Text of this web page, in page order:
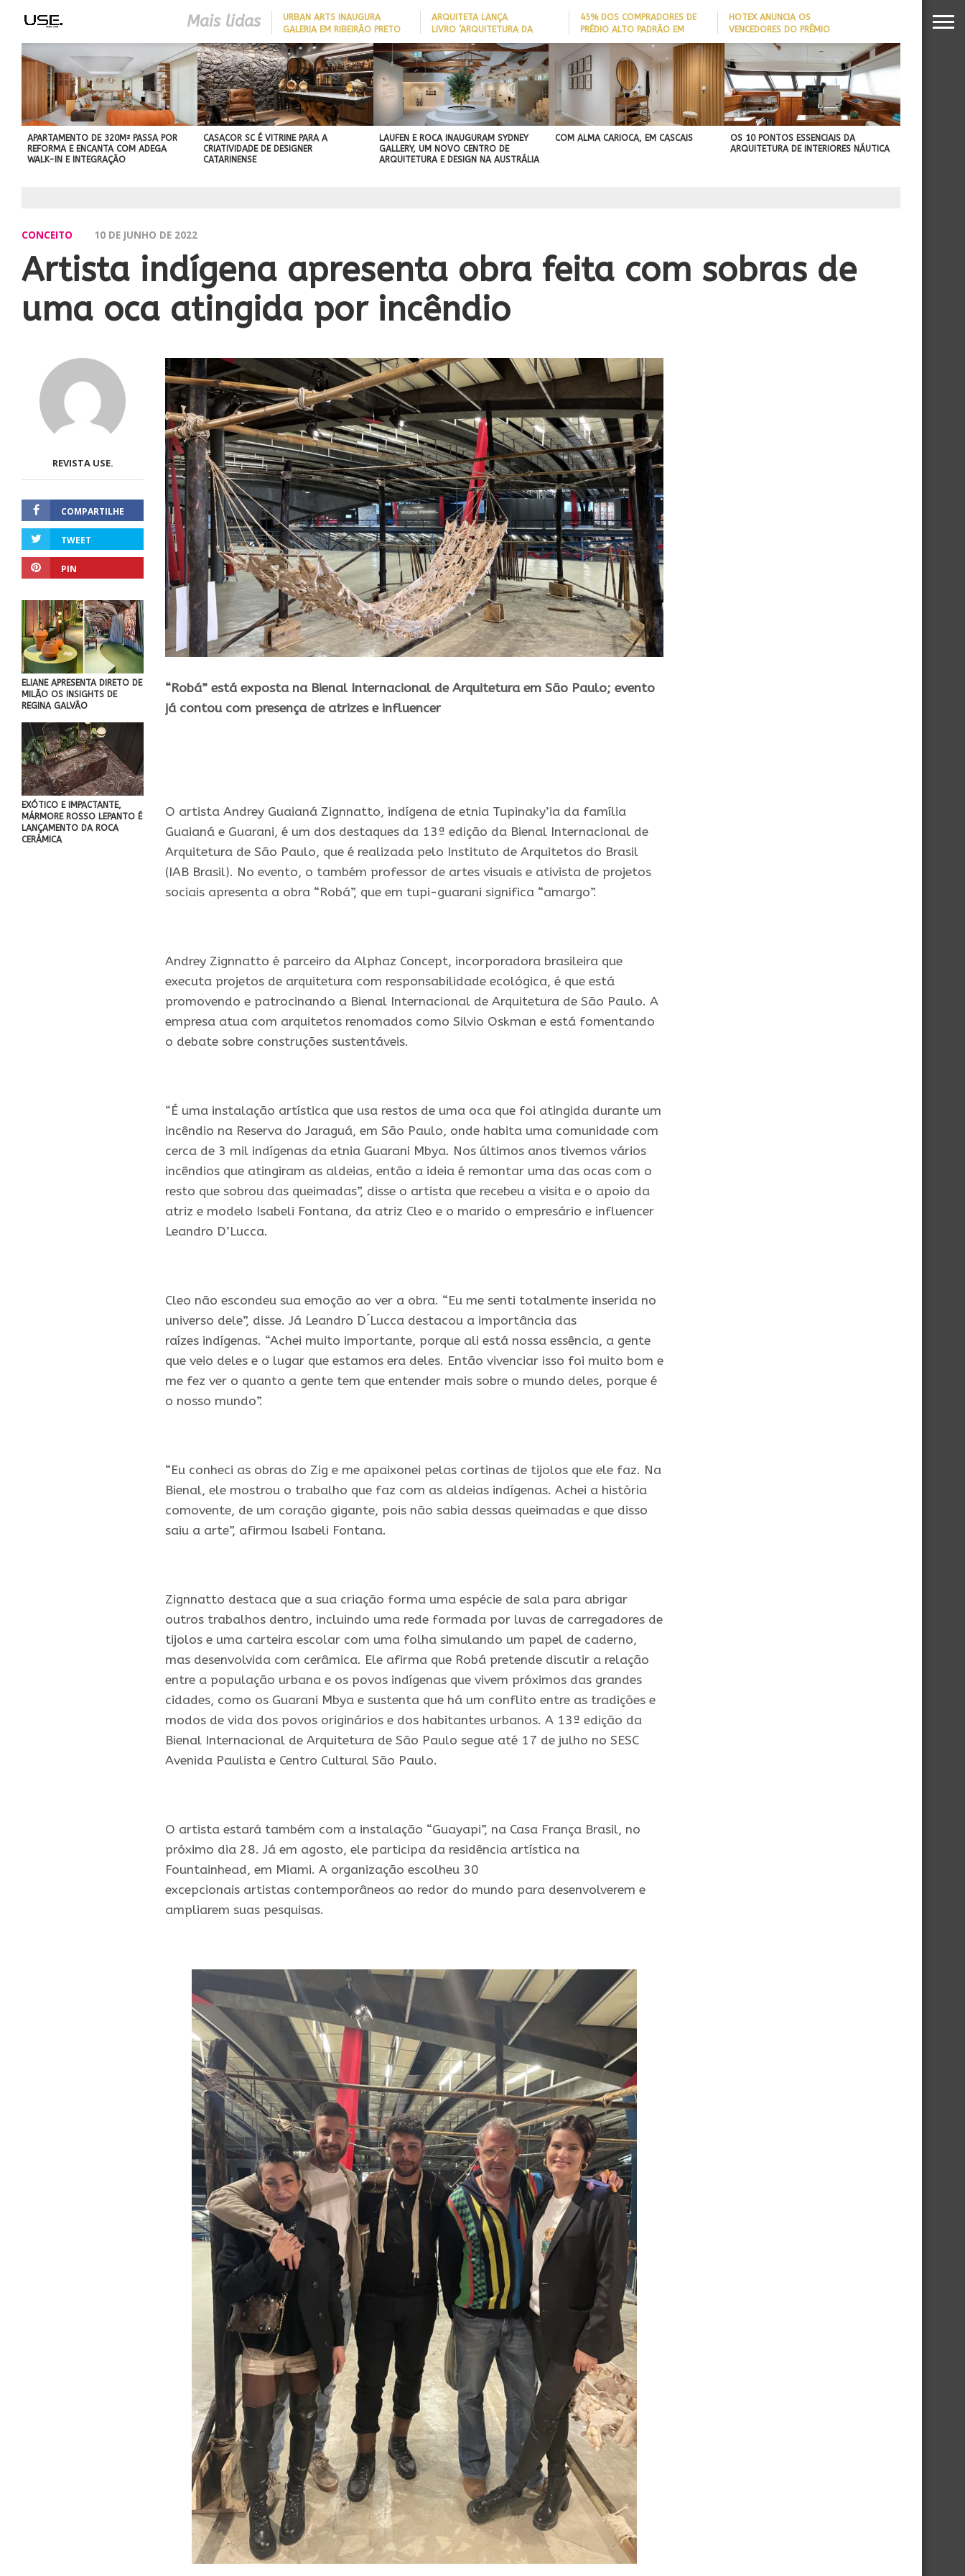
Mais lidas
​URBAN ARTS INAUGURA
GALERIA EM RIBEIRÃO PRETO
ARQUITETA LANÇA
LIVRO ‘ARQUITETURA DA
LONGEVIDADE’ PARA AJUDAR A
REDUZIR QUEDAS DE IDOSOS
EM CASA E ADAPTAR LARES
SEM REFORMAS
45% DOS COMPRADORES DE
PRÉDIO ALTO PADRÃO EM
ITAJAÍ TÊM
EMBARCAÇÃO; DADO REVELA
PERFIL DO NOVO MILIONÁRIO
BRASILEIRO
HOTEX ANUNCIA OS
VENCEDORES DO PRÊMIO
MAIORES NOMES DA
HOTELARIA 2026
COM CHARME DA
ARQUITETURA ITALIANA, CASA
DE VILA COM 120M² GANHA
‘CARTÃO DE VISITAS’ COM
PAREDE DE TIJOLOS
APARENTES; CONFIRA
BEST IN SHOW
ABIMAD’42 DESTACA O DESIGN
BRASILEIRO E REFORÇA SUA PROJEÇÃO
NO MERCADO INTERNACIONAL
APARTAMENTO DE 320M² PASSA POR
REFORMA E ENCANTA COM ADEGA
WALK-IN E INTEGRAÇÃO
CASACOR SC É VITRINE PARA A
CRIATIVIDADE DE DESIGNER
CATARINENSE
LAUFEN E ROCA INAUGURAM SYDNEY
GALLERY, UM NOVO CENTRO DE
ARQUITETURA E DESIGN NA AUSTRÁLIA
COM ALMA CARIOCA, EM CASCAIS
OS 10 PONTOS ESSENCIAIS DA
ARQUITETURA DE INTERIORES NÁUTICA
CONCEITO 10 DE JUNHO DE 2022
Artista indígena apresenta obra feita com sobras de
uma oca atingida por incêndio
REVISTA USE.
COMPARTILHE
TWEET
PIN
ELIANE APRESENTA DIRETO DE
MILÃO OS INSIGHTS DE
REGINA GALVÃO
EXÓTICO E IMPACTANTE,
MÁRMORE ROSSO LEPANTO É
LANÇAMENTO DA ROCA
CERÁMICA
“Robá” está exposta na Bienal Internacional de Arquitetura em São Paulo; evento
já contou com presença de atrizes e influencer
O artista Andrey Guaianá Zignnatto, indígena de etnia Tupinaky’ia da família
Guaianá e Guarani, é um dos destaques da 13ª edição da Bienal Internacional de
Arquitetura de São Paulo, que é realizada pelo Instituto de Arquitetos do Brasil
(IAB Brasil). No evento, o também professor de artes visuais e ativista de projetos
sociais apresenta a obra “Robá”, que em tupi-guarani significa “amargo”.
Andrey Zignnatto é parceiro da Alphaz Concept, incorporadora brasileira que
executa projetos de arquitetura com responsabilidade ecológica, é que está
promovendo e patrocinando a Bienal Internacional de Arquitetura de São Paulo. A
empresa atua com arquitetos renomados como Silvio Oskman e está fomentando
o debate sobre construções sustentáveis.
“É uma instalação artística que usa restos de uma oca que foi atingida durante um
incêndio na Reserva do Jaraguá, em São Paulo, onde habita uma comunidade com
cerca de 3 mil indígenas da etnia Guarani Mbya. Nos últimos anos tivemos vários
incêndios que atingiram as aldeias, então a ideia é remontar uma das ocas com o
resto que sobrou das queimadas”, disse o artista que recebeu a visita e o apoio da
atriz e modelo Isabeli Fontana, da atriz Cleo e o marido o empresário e influencer
Leandro D’Lucca.
Cleo não escondeu sua emoção ao ver a obra. “Eu me senti totalmente inserida no
universo dele”, disse. Já Leandro D´Lucca destacou a importância das
raízes indígenas. “Achei muito importante, porque ali está nossa essência, a gente
que veio deles e o lugar que estamos era deles. Então vivenciar isso foi muito bom e
me fez ver o quanto a gente tem que entender mais sobre o mundo deles, porque é
o nosso mundo”.
“Eu conheci as obras do Zig e me apaixonei pelas cortinas de tijolos que ele faz. Na
Bienal, ele mostrou o trabalho que faz com as aldeias indígenas. Achei a história
comovente, de um coração gigante, pois não sabia dessas queimadas e que disso
saiu a arte”, afirmou Isabeli Fontana.
Zignnatto destaca que a sua criação forma uma espécie de sala para abrigar
outros trabalhos dentro, incluindo uma rede formada por luvas de carregadores de
tijolos e uma carteira escolar com uma folha simulando um papel de caderno,
mas desenvolvida com cerâmica. Ele afirma que Robá pretende discutir a relação
entre a população urbana e os povos indígenas que vivem próximos das grandes
cidades, como os Guarani Mbya e sustenta que há um conflito entre as tradições e
modos de vida dos povos originários e dos habitantes urbanos. A 13ª edição da
Bienal Internacional de Arquitetura de São Paulo segue até 17 de julho no SESC
Avenida Paulista e Centro Cultural São Paulo.
O artista estará também com a instalação “Guayapi”, na Casa França Brasil, no
próximo dia 28. Já em agosto, ele participa da residência artística na
Fountainhead, em Miami. A organização escolheu 30
excepcionais artistas contemporâneos ao redor do mundo para desenvolverem e
ampliarem suas pesquisas.